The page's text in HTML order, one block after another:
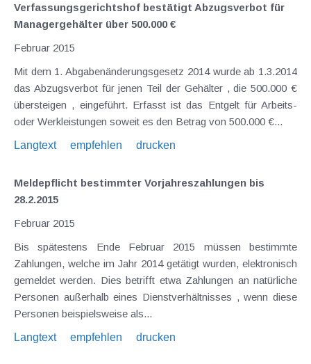
Verfassungsgerichtshof bestätigt Abzugsverbot für
Managergehälter über 500.000 €
Februar 2015
Mit dem 1. Abgabenänderungsgesetz 2014 wurde ab 1.3.2014
das Abzugsverbot für jenen Teil der Gehälter , die 500.000 €
übersteigen , eingeführt. Erfasst ist das Entgelt für Arbeits-
oder Werkleistungen soweit es den Betrag von 500.000 €...
Langtext
empfehlen drucken
Meldepflicht bestimmter Vorjahreszahlungen bis
28.2.2015
Februar 2015
Bis spätestens Ende Februar 2015 müssen bestimmte
Zahlungen, welche im Jahr 2014 getätigt wurden, elektronisch
gemeldet werden. Dies betrifft etwa Zahlungen an natürliche
Personen außerhalb eines Dienstverhältnisses , wenn diese
Personen beispielsweise als...
Langtext
empfehlen drucken